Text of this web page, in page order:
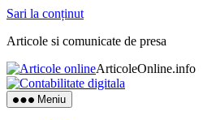
Sari la conținut
Articole si comunicate de presa
ArticoleOnline.info
Meniu